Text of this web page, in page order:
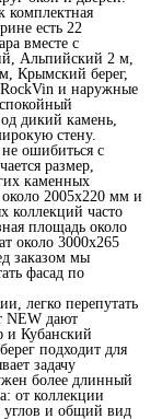
комплектная
есть 22
вместе с
Альпийский 2 м,
Крымский берег,
и наружные
дикий камень,
стену.
ошибиться с
размер,
каменных
около 2005x220 мм и
коллекций часто
площадь около
около 3000x265
заказом мы
фасад по
легко перепутать
NEW дают
и Кубанский
подходит для
задачу
более длинный
от коллекции
углов и общий вид